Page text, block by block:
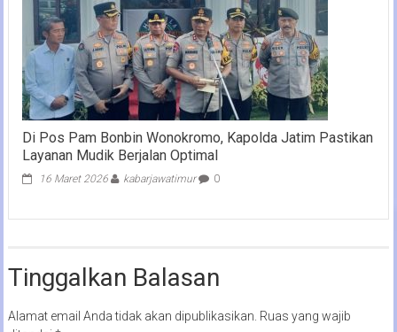
Di Pos Pam Bonbin Wonokromo, Kapolda Jatim Pastikan
Layanan Mudik Berjalan Optimal
16 Maret 2026 kabarjawatimur 0
Tinggalkan Balasan
Alamat email Anda tidak akan dipublikasikan. Ruas yang wajib